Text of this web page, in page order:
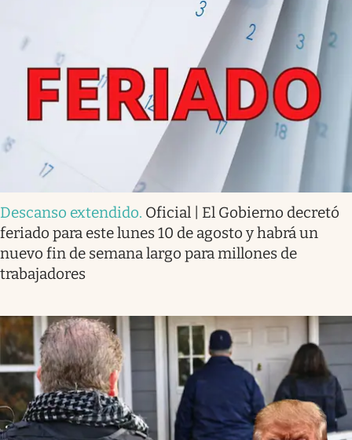
Descanso extendido. Oficial | El Gobierno decretó
feriado para este lunes 10 de agosto y habrá un
nuevo fin de semana largo para millones de
trabajadores